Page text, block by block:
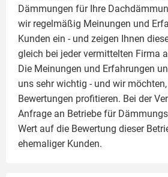
Dämmungen für Ihre
wir regelmäßig Meinungen und
Kunden ein - und zeigen Ihnen
gleich bei jeder vermittelten Firma
Die Meinungen und Erfahrungen
uns sehr wichtig - und wir
Bewertungen profitieren. Bei der
Anfrage an Betriebe für
Wert auf die Bewertung dieser
ehemaliger Kunden.